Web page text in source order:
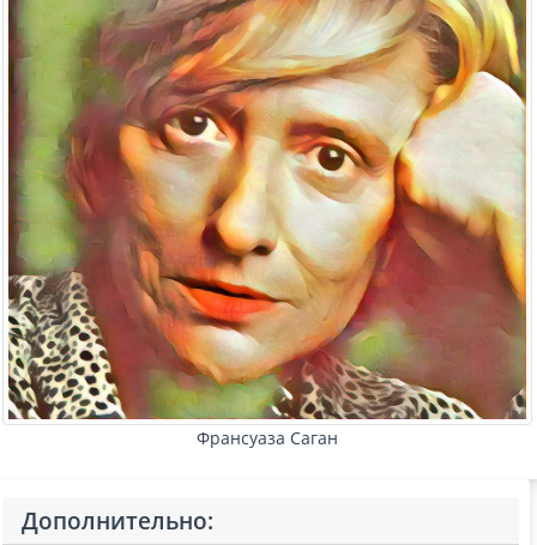
Франсуаза Саган
Дополнительно: